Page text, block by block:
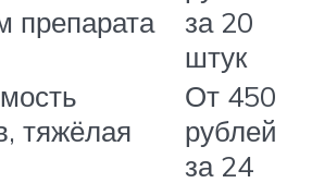
препарата
за 20
штук
тяжёлая
От 450
рублей
за 24